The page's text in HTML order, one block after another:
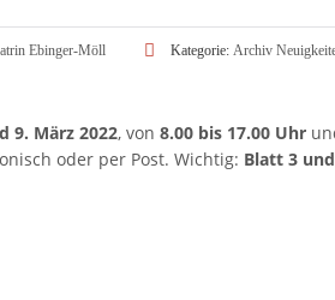
Ebinger-Möll Kategorie: Archiv
9. März 2022, von 8.00 bis 17.00 Uhr
oder per Post. Wichtig: Blatt 3